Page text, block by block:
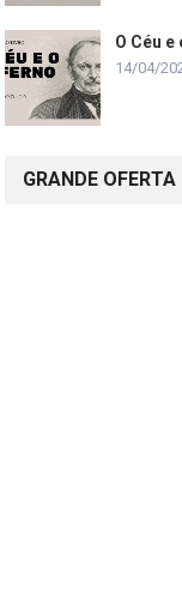
O Céu
14/04/
GRANDE